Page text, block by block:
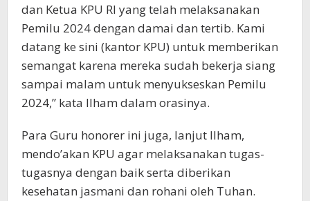
dan Ketua KPU RI yang telah melaksanakan
Pemilu 2024 dengan damai dan tertib. Kami
datang ke sini (kantor KPU) untuk memberikan
semangat karena mereka sudah bekerja siang
sampai malam untuk menyukseskan Pemilu
2024,” kata Ilham dalam orasinya.
Para Guru honorer ini juga, lanjut Ilham,
mendo’akan KPU agar melaksanakan tugas-
tugasnya dengan baik serta diberikan
kesehatan jasmani dan rohani oleh Tuhan.